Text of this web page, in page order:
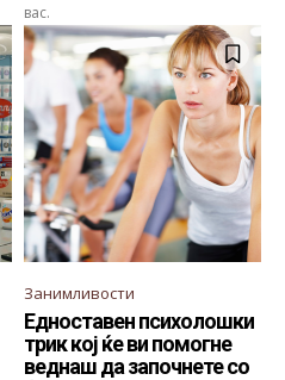
вас.
Занимливости
Едноставен психолошки
трик кој ќе ви помогне
веднаш да започнете со